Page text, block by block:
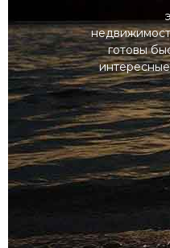
готовы